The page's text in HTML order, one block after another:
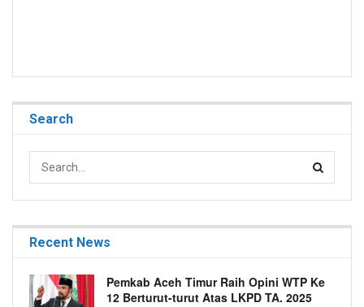
Search
Recent News
Pemkab Aceh Timur Raih Opini WTP Ke
12 Berturut-turut Atas LKPD TA. 2025